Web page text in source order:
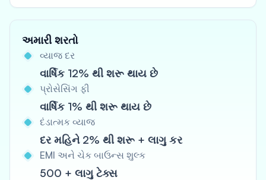
અમારી શરતો
વ્યાજ દર
વાર્ષિક 12% થી શરૂ થાય છે
પ્રોસેસિંગ ફી
વાર્ષિક 1% થી શરૂ થાય છે
દંડાત્મક વ્યાજ
દર મહિને 2% થી શરૂ + લાગુ કર
EMI અને ચેક બાઉન્સ શુલ્ક
500 + લાગુ ટેક્સ